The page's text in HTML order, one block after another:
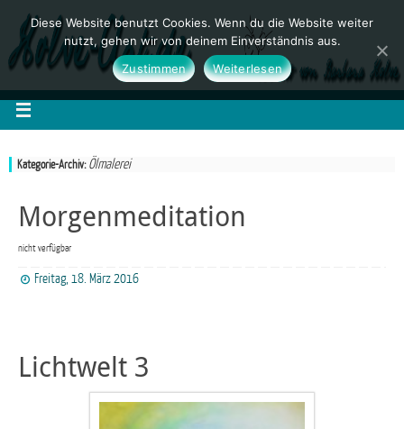
Kategorie-Archiv: Ölmalerei
Morgenmeditation
nicht verfügbar
Freitag, 18. März 2016
Lichtwelt 3
Diese Website benutzt Cookies. Wenn du die Website weiter
nutzt, gehen wir von deinem Einverständnis aus.
Zustimmen
Weiterlesen